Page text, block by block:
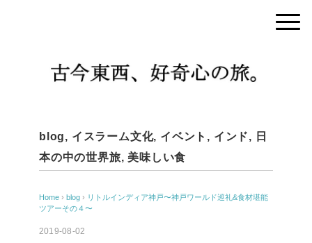
blog, イスラーム文化, イベント , インド, 日
本の中の世界旅, 美味しい食
Home › blog › リトルインディア神戸〜神戸ワールド巡礼&食材堪能
ツアーその４〜
2019-08-02